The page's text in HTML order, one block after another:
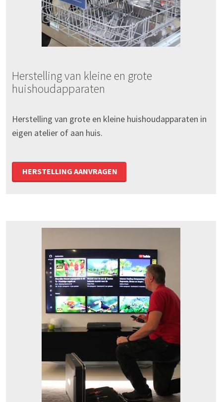
Herstelling van kleine en grote
huishoudapparaten
Herstelling van grote en kleine huishoudapparaten in
eigen atelier of aan huis.
HERSTELLING AANVRAGEN